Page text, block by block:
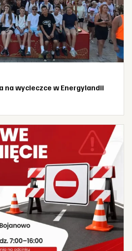
na wycieczce w Energylandii